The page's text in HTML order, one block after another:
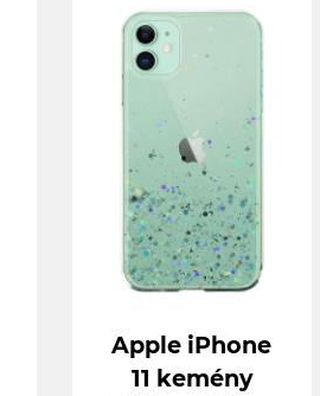
Apple iPhone
11 kemény